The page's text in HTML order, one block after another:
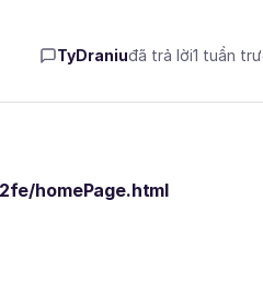
TyDraniuđã trả lời1 tuần
homePage.html